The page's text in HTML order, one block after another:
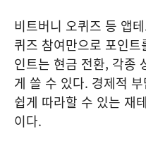
비트버니 오퀴즈 등 앱
퀴즈 참여만으로 포인
인트는 현금 전환, 각종
게 쓸 수 있다. 경제적
쉽게 따라할 수 있는 재
이다.